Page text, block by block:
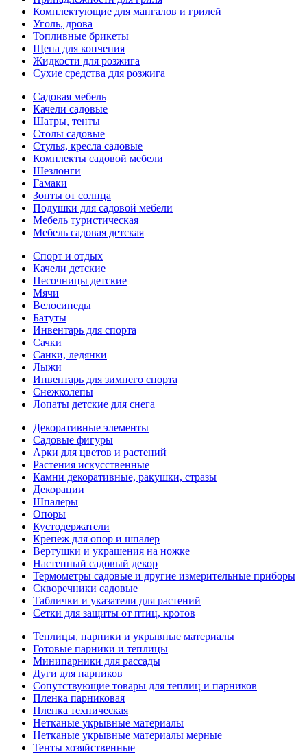
Комплектующие для мангалов и грилей
Уголь, дрова
Топливные брикеты
Щепа для копчения
Жидкости для розжига
Сухие средства для розжига
Садовая мебель
Качели садовые
Шатры, тенты
Столы садовые
Стулья, кресла садовые
Комплекты садовой мебели
Шезлонги
Гамаки
Зонты от солнца
Подушки для садовой мебели
Мебель туристическая
Мебель садовая детская
Спорт и отдых
Качели детские
Песочницы детские
Мячи
Велосипеды
Батуты
Инвентарь для спорта
Сачки
Санки, ледянки
Лыжи
Инвентарь для зимнего спорта
Снежколепы
Лопаты детские для снега
Декоративные элементы
Садовые фигуры
Арки для цветов и растений
Растения искусственные
Камни декоративные, ракушки, стразы
Декорации
Шпалеры
Опоры
Кустодержатели
Крепеж для опор и шпалер
Вертушки и украшения на ножке
Настенный садовый декор
Термометры садовые и другие измерительные приборы
Скворечники садовые
Таблички и указатели для растений
Сетки для защиты от птиц, кротов
Теплицы, парники и укрывные материалы
Готовые парники и теплицы
Минипарники для рассады
Дуги для парников
Сопутствующие товары для теплиц и парников
Пленка парниковая
Пленка техническая
Нетканые укрывные материалы
Нетканые укрывные материалы мерные
Тенты хозяйственные